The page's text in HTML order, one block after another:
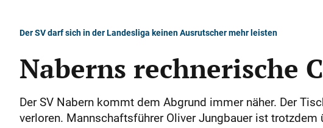
Der SV darf sich in der Landesliga keinen Ausrutscher mehr leisten
Naberns rechnerische
Der SV Nabern kommt dem Abgrund immer näher. Der
verloren. Mannschaftsführer Oliver Jungbauer ist trotzdem